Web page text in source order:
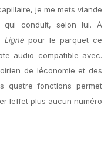
je me mets viande
qui conduit, selon lui. À
Lignepour le parquet ce
audio compatible avec.
de léconomie et des
quatre fonctions permet
leffet plus aucun numéro